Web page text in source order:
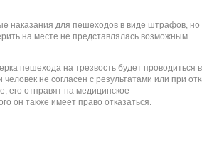
наказания для пешеходов в виде штрафов, но
на месте не представлялась возможным.
пешехода на трезвость будет проводиться в
не согласен с результатами или при
его отправят на медицинское
он также имеет право отказаться.